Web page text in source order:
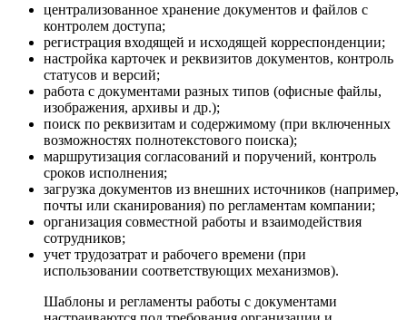
централизованное хранение документов и файлов с
контролем доступа;
регистрация входящей и исходящей корреспонденции;
настройка карточек и реквизитов документов, контроль
статусов и версий;
работа с документами разных типов (офисные файлы,
изображения, архивы и др.);
поиск по реквизитам и содержимому (при включенных
возможностях полнотекстового поиска);
маршрутизация согласований и поручений, контроль
сроков исполнения;
загрузка документов из внешних источников (например,
почты или сканирования) по регламентам компании;
организация совместной работы и взаимодействия
сотрудников;
учет трудозатрат и рабочего времени (при
использовании соответствующих механизмов).
Шаблоны и регламенты работы с документами